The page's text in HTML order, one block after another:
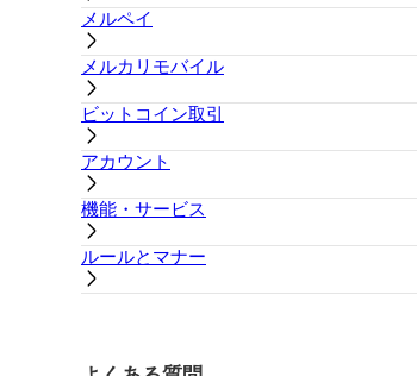
メルペイ
メルカリモバイル
ビットコイン取引
アカウント
機能・サービス
ルールとマナー